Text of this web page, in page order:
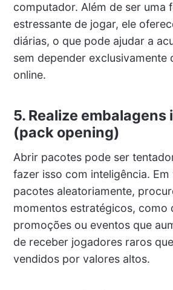
computador. Além de ser uma
estressante de jogar, ele
diárias, o que pode ajudar a
sem depender exclusivamente
online.
5. Realize
(pack opening)
Abrir pacotes pode ser
fazer isso com inteligência.
pacotes aleatoriamente,
momentos estratégicos, como
promoções ou eventos que
de receber jogadores raros
vendidos por valores altos.